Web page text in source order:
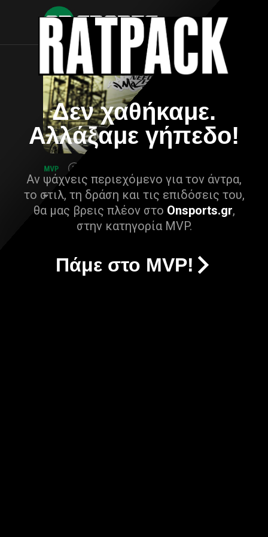
Δεν χαθήκαμε.
Αλλάξαμε γήπεδο!
Αν ψάχνεις περιεχόμενο για τον άντρα,
το στιλ, τη δράση και τις επιδόσεις του,
θα μας βρεις πλέον στο Onsports.gr,
στην κατηγορία MVP.
Πάμε στο MVP!